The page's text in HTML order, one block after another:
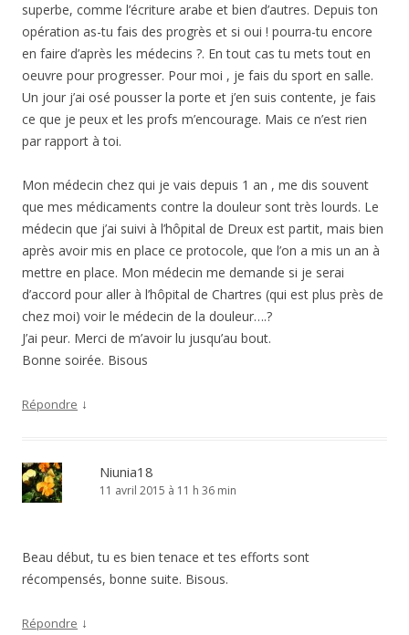
superbe, comme l’écriture arabe et bien d’autres. Depuis ton
opération as-tu fais des progrès et si oui ! pourra-tu encore
en faire d’après les médecins ?. En tout cas tu mets tout en
oeuvre pour progresser. Pour moi , je fais du sport en salle.
Un jour j’ai osé pousser la porte et j’en suis contente, je fais
ce que je peux et les profs m’encourage. Mais ce n’est rien
par rapport à toi.
Mon médecin chez qui je vais depuis 1 an , me dis souvent
que mes médicaments contre la douleur sont très lourds. Le
médecin que j’ai suivi à l’hôpital de Dreux est partit, mais bien
après avoir mis en place ce protocole, que l’on a mis un an à
mettre en place. Mon médecin me demande si je serai
d’accord pour aller à l’hôpital de Chartres (qui est plus près de
chez moi) voir le médecin de la douleur….?
J’ai peur. Merci de m’avoir lu jusqu’au bout.
Bonne soirée. Bisous
Répondre ↓
Niunia18
11 avril 2015 à 11 h 36 min
Beau début, tu es bien tenace et tes efforts sont
récompensés, bonne suite. Bisous.
Répondre ↓